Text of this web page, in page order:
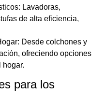
Lavadoras,
de alta eficiencia,
Desde colchones y
ofreciendo opciones
hogar.
para los